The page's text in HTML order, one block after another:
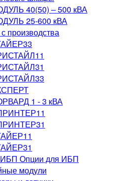
40(50) – 500 кВА
25-600 кВА
производства
1 - 3 кВА
Опции для ИБП
модули